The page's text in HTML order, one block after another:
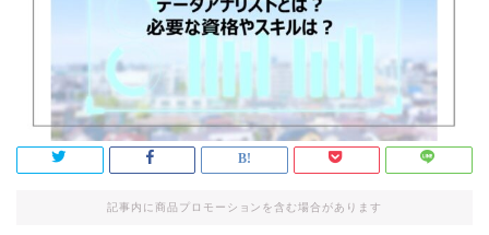
記事内に商品プロモーションを含む場合があります